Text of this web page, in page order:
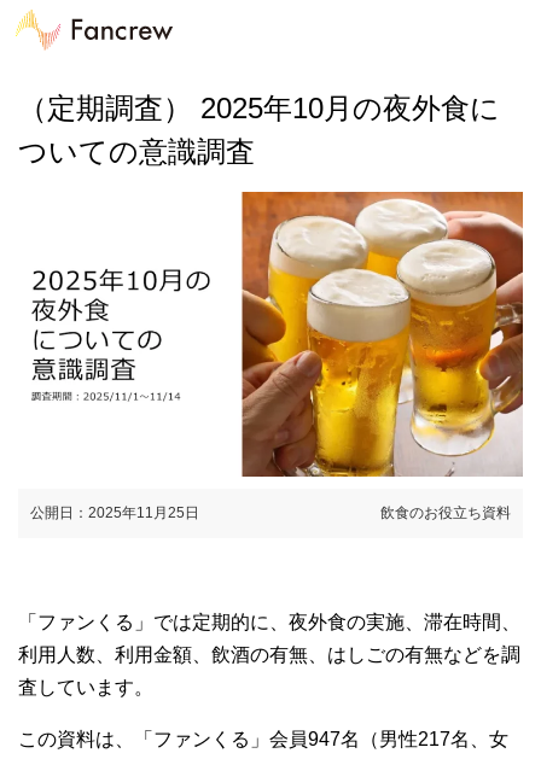
（定期調査） 2025年10月の夜外食に
ついての意識調査
公開日：2025年11月25日 飲食のお役立ち資料
「ファンくる」では定期的に、夜外食の実施、滞在時間、
利用人数、利用金額、飲酒の有無、はしごの有無などを調
査しています。
この資料は、「ファンくる」会員947名（男性217名、女